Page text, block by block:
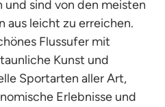
sind von den meisten
aus leicht zu erreichen.
Flussufer mit
Kunst und
Sportarten aller Art,
Erlebnisse und